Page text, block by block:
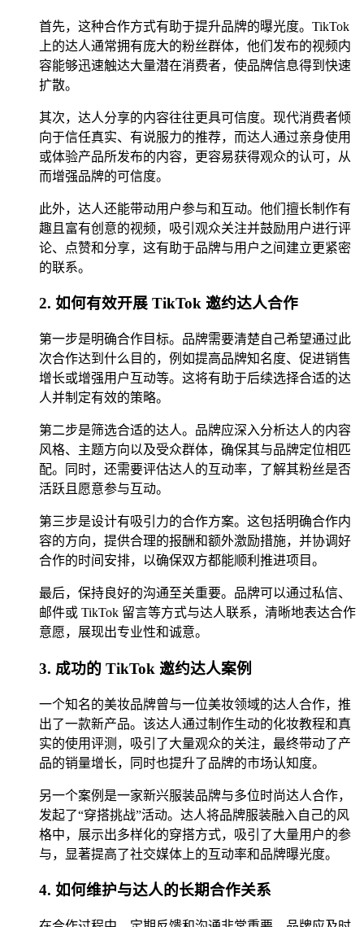
首先，这种合作方式有助于提升品牌的曝光度。TikTok
上的达人通常拥有庞大的粉丝群体，他们发布的视频内
容能够迅速触达大量潜在消费者，使品牌信息得到快速
扩散。
其次，达人分享的内容往往更具可信度。现代消费者倾
向于信任真实、有说服力的推荐，而达人通过亲身使用
或体验产品所发布的内容，更容易获得观众的认可，从
而增强品牌的可信度。
此外，达人还能带动用户参与和互动。他们擅长制作有
趣且富有创意的视频，吸引观众关注并鼓励用户进行评
论、点赞和分享，这有助于品牌与用户之间建立更紧密
的联系。
2. 如何有效开展 TikTok 邀约达人合作
第一步是明确合作目标。品牌需要清楚自己希望通过此
次合作达到什么目的，例如提高品牌知名度、促进销售
增长或增强用户互动等。这将有助于后续选择合适的达
人并制定有效的策略。
第二步是筛选合适的达人。品牌应深入分析达人的内容
风格、主题方向以及受众群体，确保其与品牌定位相匹
配。同时，还需要评估达人的互动率，了解其粉丝是否
活跃且愿意参与互动。
第三步是设计有吸引力的合作方案。这包括明确合作内
容的方向，提供合理的报酬和额外激励措施，并协调好
合作的时间安排，以确保双方都能顺利推进项目。
最后，保持良好的沟通至关重要。品牌可以通过私信、
邮件或 TikTok 留言等方式与达人联系，清晰地表达合作
意愿，展现出专业性和诚意。
3. 成功的 TikTok 邀约达人案例
一个知名的美妆品牌曾与一位美妆领域的达人合作，推
出了一款新产品。该达人通过制作生动的化妆教程和真
实的使用评测，吸引了大量观众的关注，最终带动了产
品的销量增长，同时也提升了品牌的市场认知度。
另一个案例是一家新兴服装品牌与多位时尚达人合作，
发起了“穿搭挑战”活动。达人将品牌服装融入自己的风
格中，展示出多样化的穿搭方式，吸引了大量用户的参
与，显著提高了社交媒体上的互动率和品牌曝光度。
4. 如何维护与达人的长期合作关系